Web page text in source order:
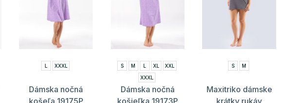
L XXXL
Dámska nočná
S M L XL
XXL
XXXL
Dámska nočná
S M
Maxitriko dámske